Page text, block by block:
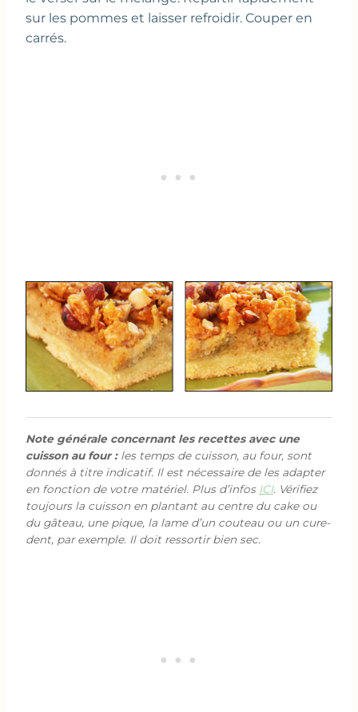
sur les pommes et laisser refroidir. Couper en
carrés.
Note générale concernant les recettes avec une
cuisson au four :les temps de cuisson, au four, sont
donnés à titre indicatif. Il est nécessaire de les adapter
en fonction de votre matériel. Plus d’infos ICI. Vérifiez
toujours la cuisson en plantant au centre du cake ou
du gâteau, une pique, la lame d’un couteau ou un cure-
dent, par exemple. Il doit ressortir bien sec.